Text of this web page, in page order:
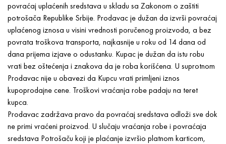
povraćaj uplaćenih sredstava u skladu sa Zakonom o zaštiti
potrošača Republike Srbije. Prodavac je dužan da izvrši povraćaj
uplaćenog iznosa u visini vrednosti poručenog proizvoda, a bez
povrata troškova transporta, najkasnije u roku od 14 dana od
dana prijema izjave o odustanku. Kupac je dužan da istu robu
vrati bez oštećenja i znakova da je roba korišćena. U suprotnom
Prodavac nije u obavezi da Kupcu vrati primljeni iznos
kupoprodajne cene. Troškovi vraćanja robe padaju na teret
kupca.
Prodavac zadržava pravo da povraćaj sredstava odloži sve dok
ne primi vraćeni proizvod. U slučaju vraćanja robe i povraćaja
sredstava Potrošaču koji je plaćanje izvršio platnom karticom,